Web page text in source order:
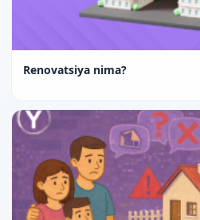
Renovatsiya nima?